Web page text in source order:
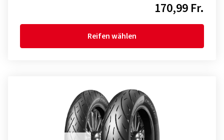
170,99 Fr.
Reifen wählen